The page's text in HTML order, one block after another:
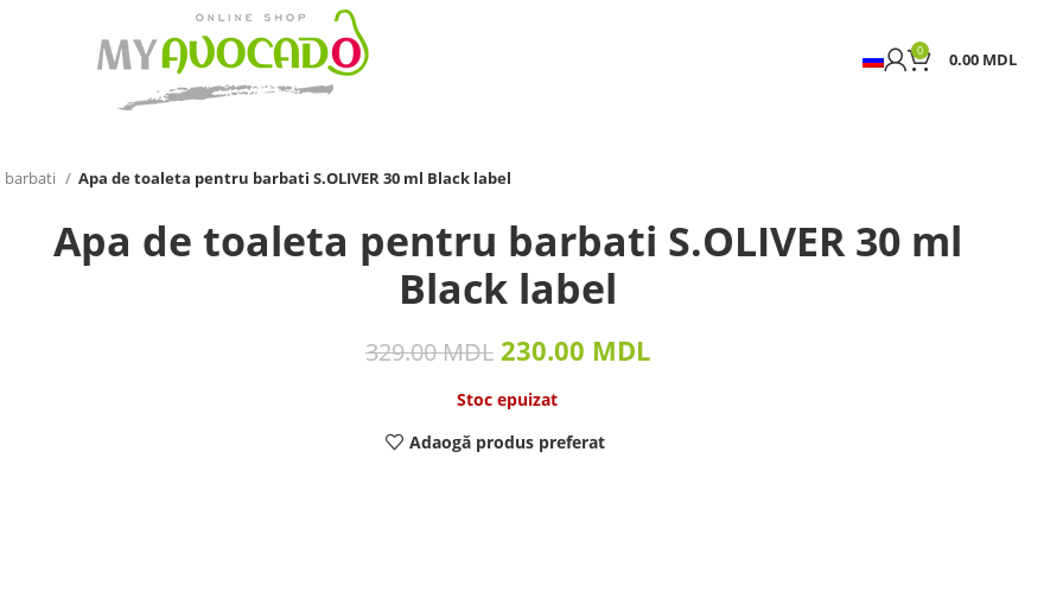
0 0.00 MDL
barbati Apa de toaleta pentru barbati S.OLIVER 30 ml Black label
Apa de toaleta pentru barbati S.OLIVER 30 ml
Black label
329.00MDL 230.00 MDL
Stoc epuizat
Adaogă produs preferat